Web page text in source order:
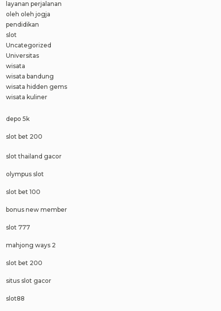
layanan perjalanan
oleh oleh jogja
pendidikan
slot
Uncategorized
Universitas
wisata
wisata bandung
wisata hidden gems
wisata kuliner
depo 5k
slot bet 200
slot thailand gacor
olympus slot
slot bet 100
bonus new member
slot 777
mahjong ways 2
slot bet 200
situs slot gacor
slot88